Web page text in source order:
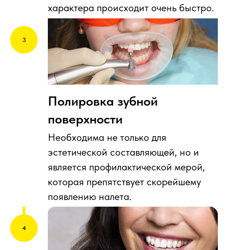
характера происходит очень быстро.
Полировка зубной
поверхности
Необходима не только для
эстетической составляющей, но и
является профилактической мерой,
которая препятствует скорейшему
появлению налета.